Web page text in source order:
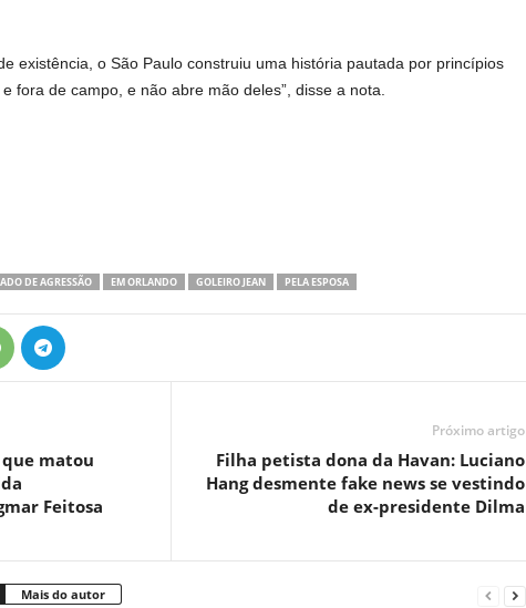
existência, o São Paulo construiu uma história pautada por princípios
fora de campo, e não abre mão deles”, disse a nota.
DE AGRESSÃO EM ORLANDO GOLEIRO JEAN PELA ESPOSA
matou
Feitosa
Próximo artigo
Filha petista dona da Havan: Luciano
Hang desmente fake news se vestindo
de ex-presidente Dilma
Mais do autor